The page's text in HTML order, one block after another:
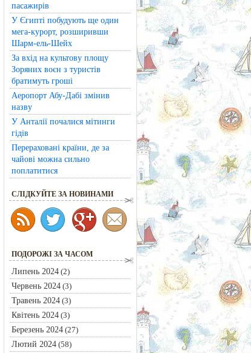
пасажирів
У Єгипті побудують ще один
мега-курорт, розширивши
Шарм-ель-Шейх
За вхід на культову площу
Зоряних воєн з туристів
братимуть гроші
Аеропорт Абу-Дабі змінив
назву
У Анталії почалися мітинги
гідів
Перераховані країни, де за
чайові можна сильно
поплатитися
CЛІДКУЙТЕ ЗА НОВИНАМИ
ПОДОРОЖІ ЗА ЧАСОМ
Липень 2024(2)
Червень 2024(3)
Травень 2024(3)
Квітень 2024(3)
Березень 2024(27)
Лютий 2024(58)